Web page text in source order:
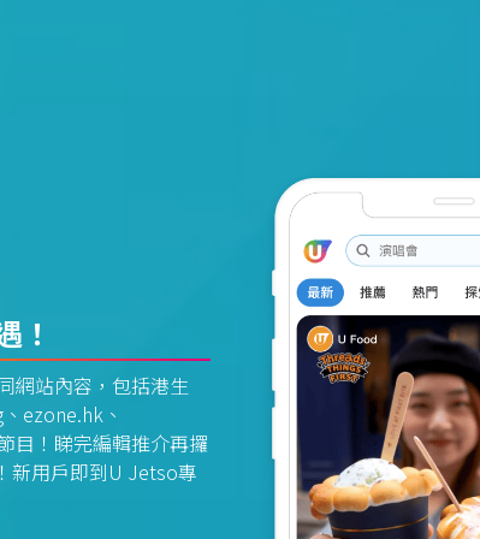
！
網站內容，包括港生
ezone.hk、
目！睇完編輯推介再攞
新用戶即到U Jetso專